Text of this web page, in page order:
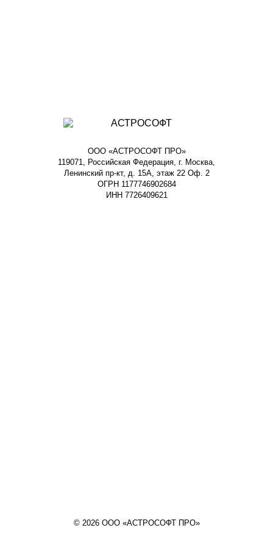
ООО «АСТРОСОФТ ПРО»
119071, Российская Федерация, г. Москва,
Ленинский пр-кт, д. 15А, этаж 22 Оф. 2
ОГРН 1177746902684
ИНН 7726409621
© 2026 ООО «АСТРОСОФТ ПРО»